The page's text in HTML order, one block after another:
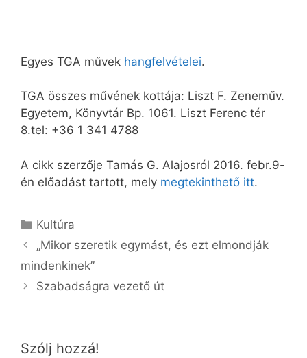
Egyes TGA művek hangfelvételei.
TGA összes művének kottája: Liszt F. Zeneműv.
Egyetem, Könyvtár Bp. 1061. Liszt Ferenc tér
8.tel: +36 1 341 4788
A cikk szerzője Tamás G. Alajosról 2016. febr.9-
én előadást tartott, mely megtekinthető itt.
Kategória
Kultúra
„Mikor szeretik egymást, és ezt elmondják
mindenkinek”
Szabadságra vezető út
Szólj hozzá!